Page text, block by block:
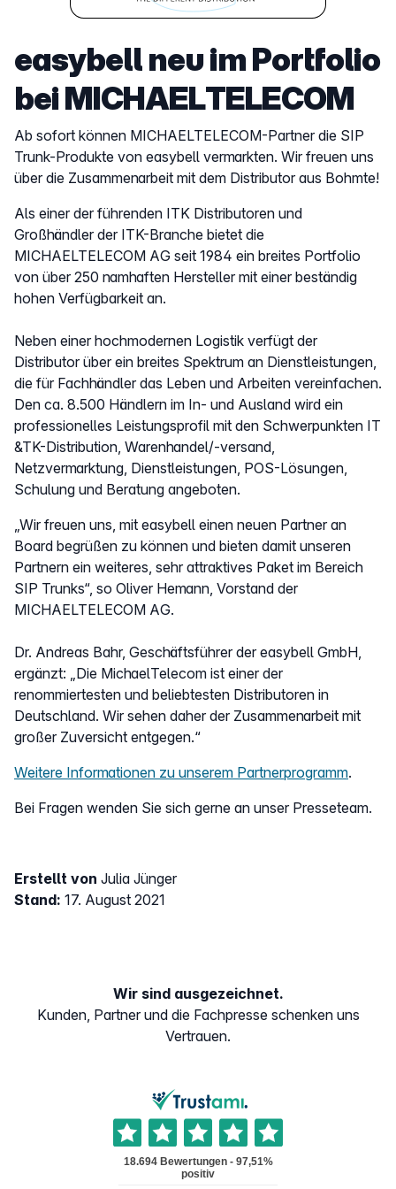
easybell neu im Portfolio
bei MICHAELTELECOM
Ab sofort können MICHAELTELECOM-Partner die SIP
Trunk-Produkte von easybell vermarkten. Wir freuen uns
über die Zusammenarbeit mit dem Distributor aus Bohmte!
Als einer der führenden ITK Distributoren und
Großhändler der ITK-Branche bietet die
MICHAELTELECOM AG seit 1984 ein breites Portfolio
von über 250 namhaften Hersteller mit einer beständig
hohen Verfügbarkeit an.
Neben einer hochmodernen Logistik verfügt der
Distributor über ein breites Spektrum an Dienstleistungen,
die für Fachhändler das Leben und Arbeiten vereinfachen.
Den ca. 8.500 Händlern im In- und Ausland wird ein
professionelles Leistungsprofil mit den Schwerpunkten IT
&TK-Distribution, Warenhandel/-versand,
Netzvermarktung, Dienstleistungen, POS-Lösungen,
Schulung und Beratung angeboten.
„Wir freuen uns, mit easybell einen neuen Partner an
Board begrüßen zu können und bieten damit unseren
Partnern ein weiteres, sehr attraktives Paket im Bereich
SIP Trunks“, so Oliver Hemann, Vorstand der
MICHAELTELECOM AG.
Dr. Andreas Bahr, Geschäftsführer der easybell GmbH,
ergänzt: „Die MichaelTelecom ist einer der
renommiertesten und beliebtesten Distributoren in
Deutschland. Wir sehen daher der Zusammenarbeit mit
großer Zuversicht entgegen.“
Weitere Informationen zu unserem Partnerprogramm.
Bei Fragen wenden Sie sich gerne an unser Presseteam.
Erstellt von Julia Jünger
Stand: 17. August 2021
Wir sind ausgezeichnet.
Kunden, Partner und die Fachpresse schenken uns
Vertrauen.